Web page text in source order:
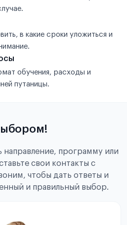
в какие сроки уложиться и
обучения, расходы и
путаницы.
направление, программу или
свои контакты с
чтобы дать ответы и
и правильный выбор.